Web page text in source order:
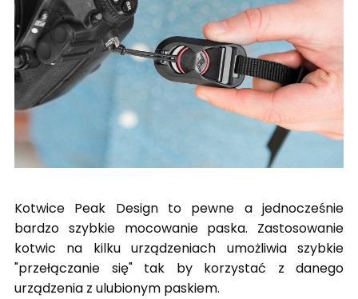
Kotwice Peak Design to pewne a jednocześnie
bardzo szybkie mocowanie paska. Zastosowanie
kotwic na kilku urządzeniach umożliwia szybkie
"przełączanie się" tak by korzystać z danego
urządzenia z ulubionym paskiem.